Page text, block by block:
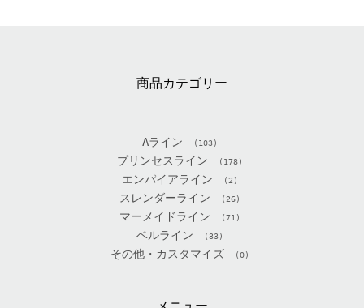
商品カテゴリー
Aライン (103)
プリンセスライン (178)
エンパイアライン (2)
スレンダーライン (26)
マーメイドライン (71)
ベルライン (33)
その他・カスタマイズ (0)